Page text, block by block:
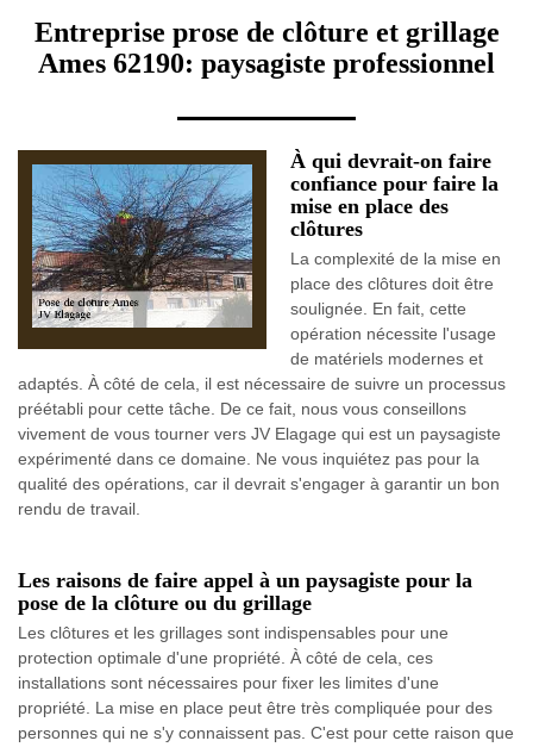
Entreprise prose de clôture et grillage
Ames 62190: paysagiste professionnel
À qui devrait-on faire
confiance pour faire la
mise en place des
clôtures
La complexité de la mise en
place des clôtures doit être
soulignée. En fait, cette
opération nécessite l'usage
de matériels modernes et
adaptés. À côté de cela, il est nécessaire de suivre un processus
préétabli pour cette tâche. De ce fait, nous vous conseillons
vivement de vous tourner vers JV Elagage qui est un paysagiste
expérimenté dans ce domaine. Ne vous inquiétez pas pour la
qualité des opérations, car il devrait s'engager à garantir un bon
rendu de travail.
Les raisons de faire appel à un paysagiste pour la
pose de la clôture ou du grillage
Les clôtures et les grillages sont indispensables pour une
protection optimale d'une propriété. À côté de cela, ces
installations sont nécessaires pour fixer les limites d'une
propriété. La mise en place peut être très compliquée pour des
personnes qui ne s'y connaissent pas. C'est pour cette raison que